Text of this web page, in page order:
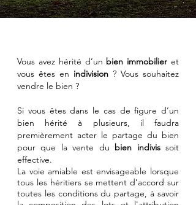
Vous avez hérité d’un bien immobilier et
vous êtes en indivision ? Vous souhaitez
vendre le bien ?
Si vous êtes dans le cas de figure d’un
bien hérité à plusieurs, il faudra
premièrement acter le partage du bien
pour que la vente du bien indivissoit
effective.
La voie amiable est envisageable lorsque
tous les héritiers se mettent d’accord sur
toutes les conditions du partage, à savoir